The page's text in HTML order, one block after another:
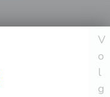
V
o
l
g